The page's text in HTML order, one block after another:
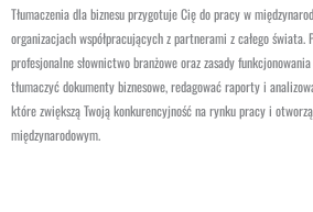
Tłumaczenia dla biznesu przygotuje Cię do pracy w
organizacjach współpracujących z partnerami z całego świata.
profesjonalne słownictwo branżowe oraz zasady
tłumaczyć dokumenty biznesowe, redagować raporty i
które zwiększą Twoją konkurencyjność na rynku pracy i
międzynarodowym.